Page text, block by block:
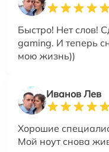
Быстро! Нет слов!
gaming. И теперь
мою жизнь))
Иванов Лев
Хорошие
Мой ноут снова